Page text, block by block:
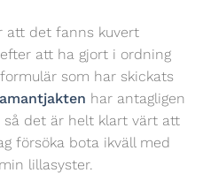
att det fanns kuvert
att ha gjort i ordning
som har skickats
har antagligen
så det är helt klart värt att
försöka bota ikväll med
lillasyster.